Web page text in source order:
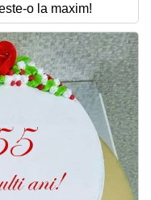
o la maxim!